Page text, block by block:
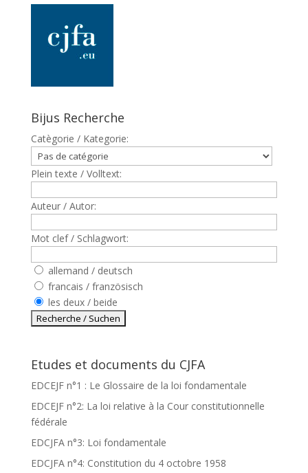
Bijus Recherche
Catègorie / Kategorie:
Plein texte / Volltext:
Auteur / Autor:
Mot clef / Schlagwort:
allemand / deutsch
francais / französisch
les deux / beide
Etudes et documents du CJFA
EDCEJF n°1 : Le Glossaire de la loi fondamentale
EDCEJF n°2: La loi relative à la Cour constitutionnelle
fédérale
EDCJFA n°3: Loi fondamentale
EDCJFA n°4: Constitution du 4 octobre 1958